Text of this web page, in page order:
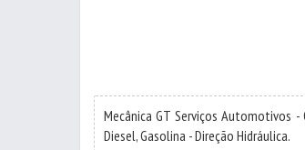
Mecânica GT Serviços Automotivos
Diesel, Gasolina - Direção Hidráulica.